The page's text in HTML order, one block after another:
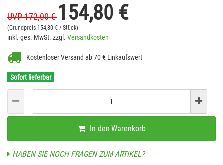
UVP 172,00 €154,80 €
(Grundpreis 154,80 € / Stück)
inkl. ges. MwSt. zzgl. Versandkosten
Kostenloser Versand ab 70 € Einkaufswert
Sofort lieferbar
In den Warenkorb
HABEN SIE NOCH FRAGEN ZUM ARTIKEL?